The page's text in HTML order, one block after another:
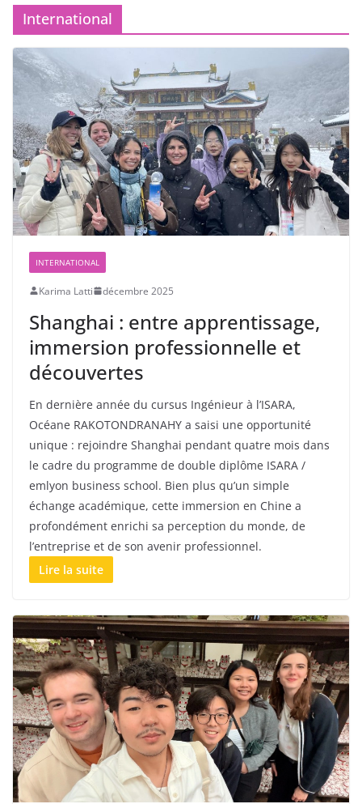
International
INTERNATIONAL
Karima Latti décembre 2025
Shanghai : entre apprentissage,
immersion professionnelle et
découvertes
En dernière année du cursus Ingénieur à l’ISARA,
Océane RAKOTONDRANAHY a saisi une opportunité
unique : rejoindre Shanghai pendant quatre mois dans
le cadre du programme de double diplôme ISARA /
emlyon business school. Bien plus qu’un simple
échange académique, cette immersion en Chine a
profondément enrichi sa perception du monde, de
l’entreprise et de son avenir professionnel.
Lire la suite